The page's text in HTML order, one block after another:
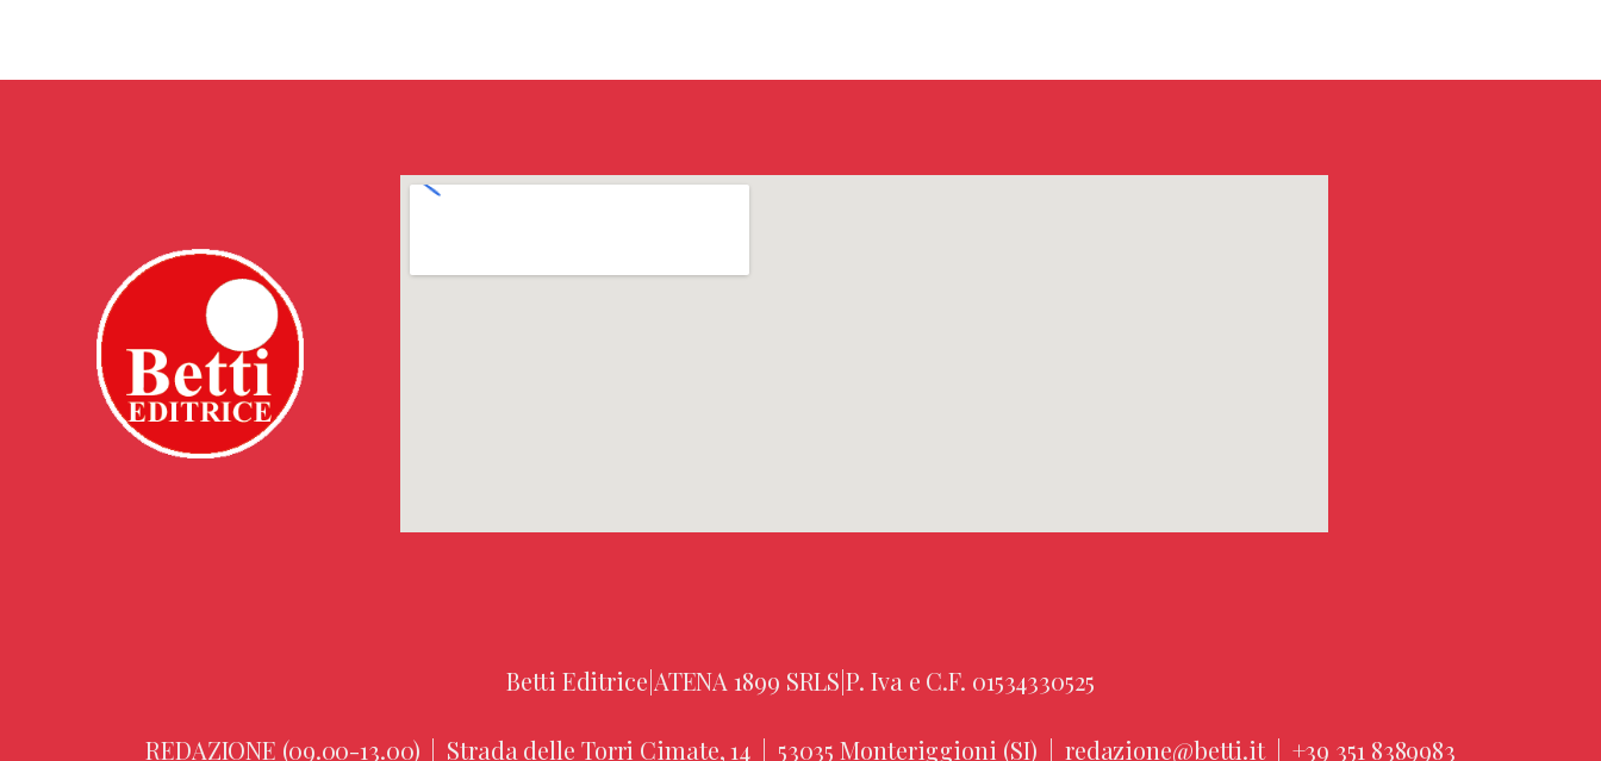
Betti Editrice ATENA 1899 SRLS |P. Iva e C.F. 01534330525
REDAZIONE (09.00-13.00) Strada delle Torri Cimate, 14 53035 Monteriggioni (SI) redazione@betti.it +39 351 8389983